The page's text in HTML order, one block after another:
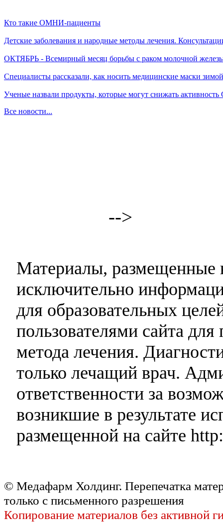
Кто такие ОМНИ-пациенты
Детские заболевания и народные методы лечения.
ОКТЯБРЬ - Всемирный месяц борьбы с раком молочной
Специалисты рассказали, как носить медицинские маски зимой
Ученые назвали продукты, которые могут снижать
Все новости...
-->
Материалы, размещенные
исключительно
для образовательных
пользователями сайта
метода лечения.
только лечащий врач.
ответственности за
возникшие в результате
размещенной на сайте
© Медафарм Холдинг. Перепечатка
только с письменного разрешения
Копирование материалов без активной